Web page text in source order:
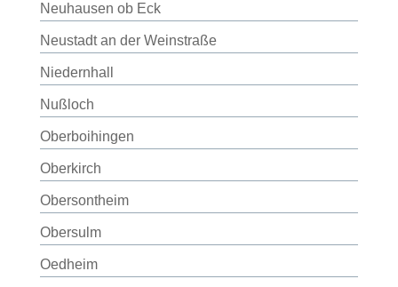
Neuhausen ob Eck
Neustadt an der Weinstraße
Niedernhall
Nußloch
Oberboihingen
Oberkirch
Obersontheim
Obersulm
Oedheim